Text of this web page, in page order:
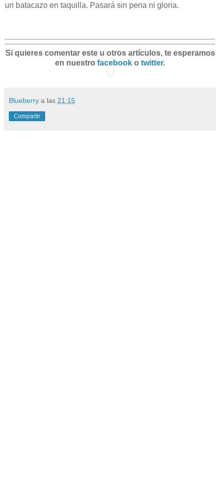
un batacazo en taquilla. Pasará sin pena ni gloria.
Si quieres comentar este u otros artículos, te esperamos
en nuestro facebook o twitter.
Blueberry a las 21:15
Compartir